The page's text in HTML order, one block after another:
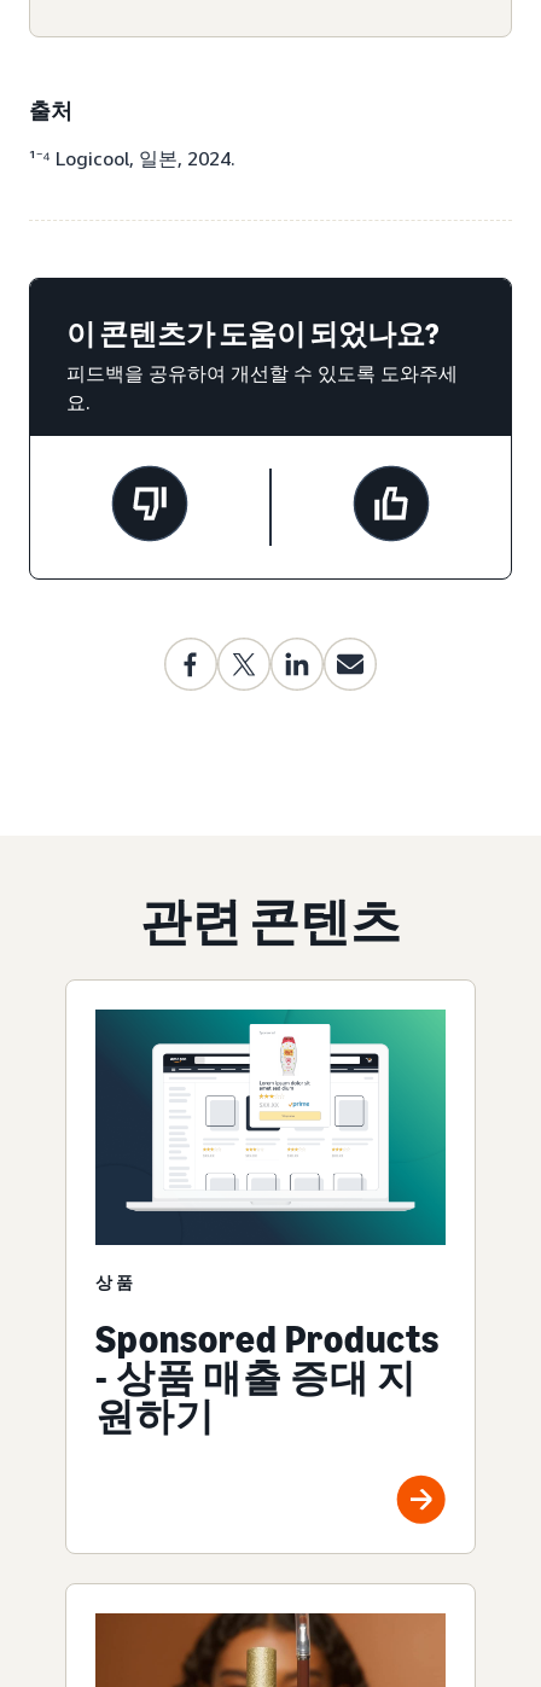
출처
¹⁻⁴ Logicool, 일본, 2024.
이 콘텐츠가 도움이 되었나요?
피드백을 공유하여 개선할 수 있도록 도와주세
요.
관련 콘텐츠
상품
Sponsored Products
- 상품 매출 증대 지
원하기